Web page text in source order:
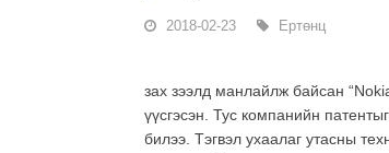
2018-02-23 Ертөнц
зах зээлд манлайлж байсан
үүсгэсэн. Тус компанийн
билээ. Тэгвэл ухаалаг утасны